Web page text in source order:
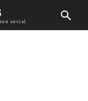
social